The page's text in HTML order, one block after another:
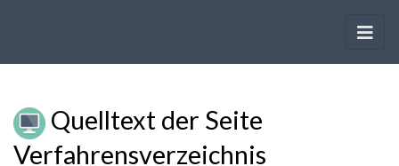
Quelltext der Seite
Verfahrensverzeichnis